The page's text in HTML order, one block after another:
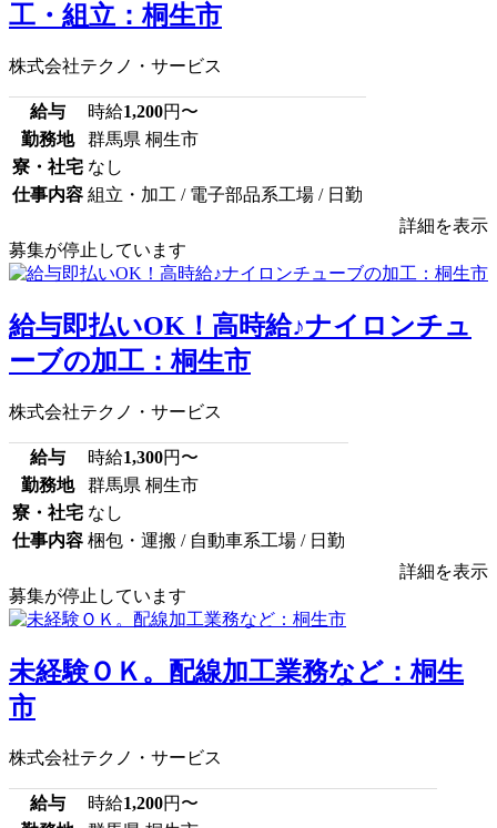
工・組立：桐生市
株式会社テクノ・サービス
給与 時給1,200円〜
勤務地
群馬県 桐生市
寮・社宅 なし
仕事内容 組立・加工 / 電子部品系工場 / 日勤
詳細を表示
募集が停止しています
給与即払いOK！高時給♪ナイロンチュ
ーブの加工：桐生市
株式会社テクノ・サービス
給与 時給1,300円〜
勤務地
群馬県 桐生市
寮・社宅 なし
仕事内容 梱包・運搬 / 自動車系工場 / 日勤
詳細を表示
募集が停止しています
未経験ＯＫ。配線加工業務など：桐生
市
株式会社テクノ・サービス
給与 時給1,200円〜